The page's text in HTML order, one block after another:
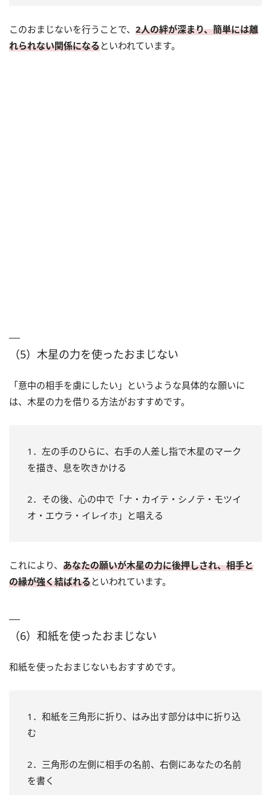
このおまじないを行うことで、 2人の絆が深まり、簡単には離
れられない関係になるといわれています。
（5）木星の力を使ったおまじない
「意中の相手を虜にしたい」というような具体的な願いに
は、木星の力を借りる方法がおすすめです。
1．左の手のひらに、右手の人差し指で木星のマーク
を描き、息を吹きかける
2．その後、心の中で「ナ・カイテ・シノテ・モツイ
オ・エウラ・イレイホ」と唱える
これにより、 あなたの願いが木星の力に後押しされ、相手と
の縁が強く結ばれるといわれています。
（6）和紙を使ったおまじない
和紙を使ったおまじないもおすすめです。
1．和紙を三角形に折り、はみ出す部分は中に折り込
む
2．三角形の左側に相手の名前、右側にあなたの名前
を書く